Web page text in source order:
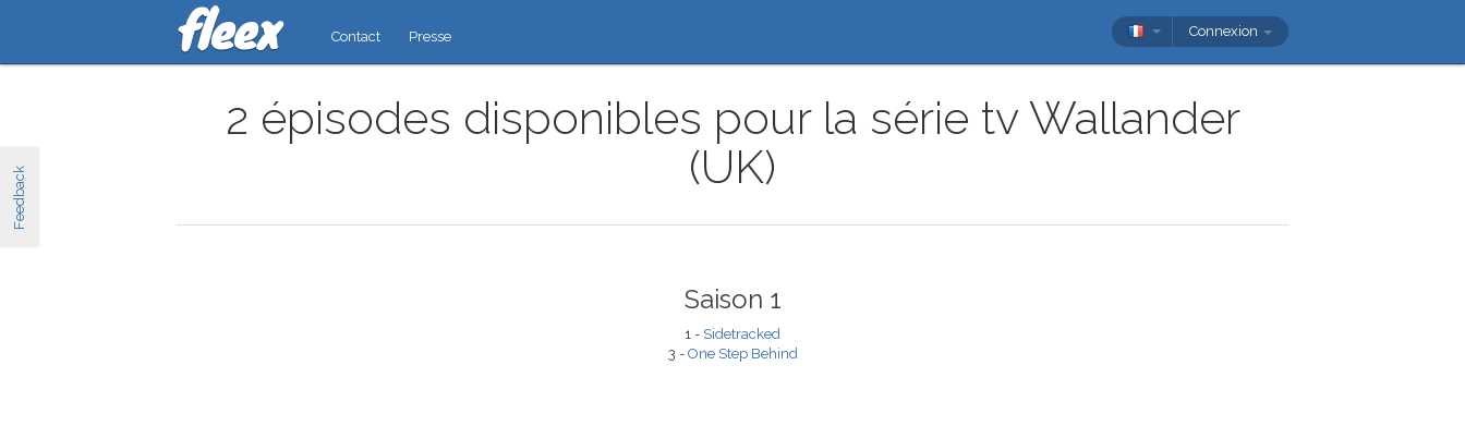
Feedback
Contact Presse Connexion
2 épisodes disponibles pour la série tv Wallander
(UK)
Saison 1
1 - Sidetracked
3 - One Step Behind